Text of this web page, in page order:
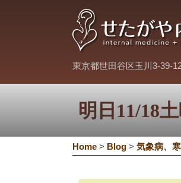
東京都世田谷区玉川3-39-
明日11/18
Home > Blog > 気象病、